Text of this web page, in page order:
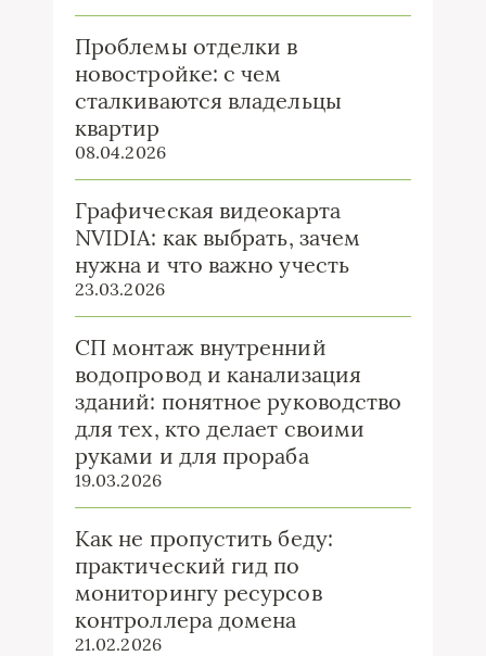
Проблемы отделки в
новостройке: с чем
сталкиваются владельцы
квартир
08.04.2026
Графическая видеокарта
NVIDIA: как выбрать, зачем
нужна и что важно учесть
23.03.2026
СП монтаж внутренний
водопровод и канализация
зданий: понятное руководство
для тех, кто делает своими
руками и для прораба
19.03.2026
Как не пропустить беду:
практический гид по
мониторингу ресурсов
контроллера домена
21.02.2026